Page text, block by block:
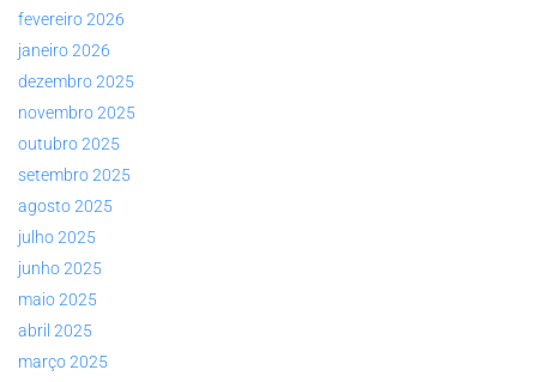
fevereiro 2026
janeiro 2026
dezembro 2025
novembro 2025
outubro 2025
setembro 2025
agosto 2025
julho 2025
junho 2025
maio 2025
abril 2025
março 2025